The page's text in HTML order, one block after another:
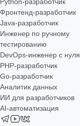
Фронтенд-разработчик
Java-разработчик
Инженер по ручному
тестированию
DevOps-инженер с нуля
РНР-разработчик
Go-разработчик
Аналитик данных
ИИ для разработчиков
AI-автоматизация